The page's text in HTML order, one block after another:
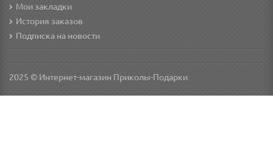
Мои закладки
История заказов
Подписка на новости
2025 © Интернет-магазин Приколы-Подарки